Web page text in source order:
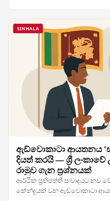
SINHALA
ඇඩ්වොකාටා ආයතනය
දියත් කරයි — ශ්‍රී
රාමුව ගැන ප්‍රශ්නයක්
ආර්ථික ප්‍රතිපත්ති සංවාදයට නව
කේන්ද්‍රයක් වන ඇඩ්වොකාටා